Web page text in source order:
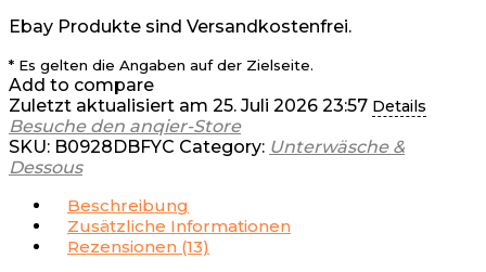
Ebay Produkte sind Versandkostenfrei.
* Es gelten die Angaben auf der Zielseite.
Add to compare
Zuletzt aktualisiert am 25. Juli 2026 23:57 Details
Besuche den anqier-Store
SKU: B0928DBFYC Category: Unterwäsche &
Dessous
Beschreibung
Zusätzliche Informationen
Rezensionen (13)